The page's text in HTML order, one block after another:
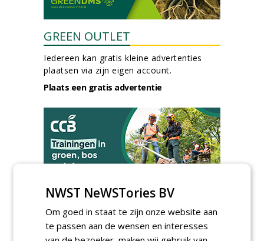
GREEN OUTLET
Iedereen kan gratis kleine advertenties
plaatsen via zijn eigen account.
Plaats een gratis advertentie
AGENDA
Kennismakingssessie ETT op
9 september
woensdag 9 september 2026
NWST NeWSTories BV
Om goed in staat te zijn onze website aan
te passen aan de wensen en interesses